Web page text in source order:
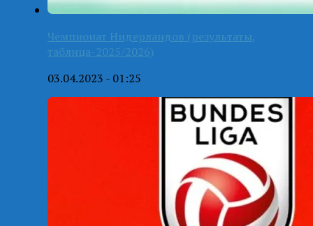
Чемпионат Нидерландов (результаты,
таблица-2025/2026)
03.04.2023 - 01:25